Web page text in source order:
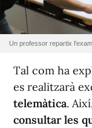
Un professor repartix
Tal com ha
es realitzarà
telemàtica.
consultar les